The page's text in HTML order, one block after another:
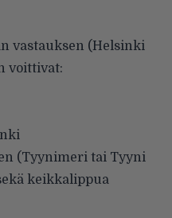
vastauksen (Helsinki
voittivat:
(Tyynimeri tai Tyyni
keikkalippua